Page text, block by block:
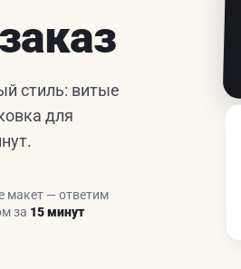
стиль: витые
для
макет — ответим
за 15 минут